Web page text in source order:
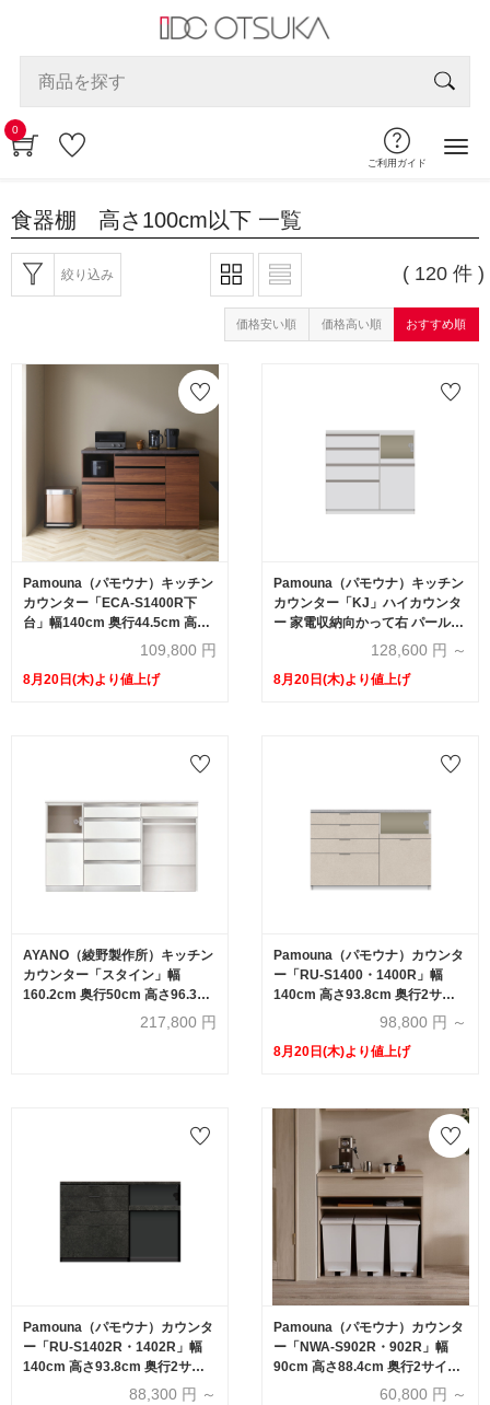
0
ご利用ガイド
食器棚 高さ100cm以下 一覧
絞り込み ( 120 件 )
価格安い順 価格高い順 おすすめ順
Pamouna（パモウナ）キッチン
カウンター「ECA-S1400R下
台」幅140cm 奥行44.5cm 高さ
93.8cm ハイカウンター 全3色
109,800 円
8月20日(木)より値上げ
Pamouna（パモウナ）キッチン
カウンター「KJ」ハイカウンタ
ー 家電収納向かって右 パールホ
ワイト 幅2サイズ（100cm・
120cm）奥行2サイズ（50cm・
44.5cm）下台：家電収納一体型
128,600 円 ～
8月20日(木)より値上げ
AYANO（綾野製作所）キッチン
カウンター「スタイン」幅
160.2cm 奥行50cm 高さ96.3cm
217,800 円
Pamouna（パモウナ）カウンタ
ー「RU-S1400・1400R」幅
140cm 高さ93.8cm 奥行2サイ
ズ（44.5cm・50cm）全4色
98,800 円 ～
8月20日(木)より値上げ
Pamouna（パモウナ）カウンタ
ー「RU-S1402R・1402R」幅
140cm 高さ93.8cm 奥行2サイ
ズ（44.5cm・50cm）全4色
88,300 円 ～
Pamouna（パモウナ）カウンタ
ー「NWA-S902R・902R」幅
90cm 高さ88.4cm 奥行2サイズ
（44.5cm・50cm）全4色
60,800 円 ～